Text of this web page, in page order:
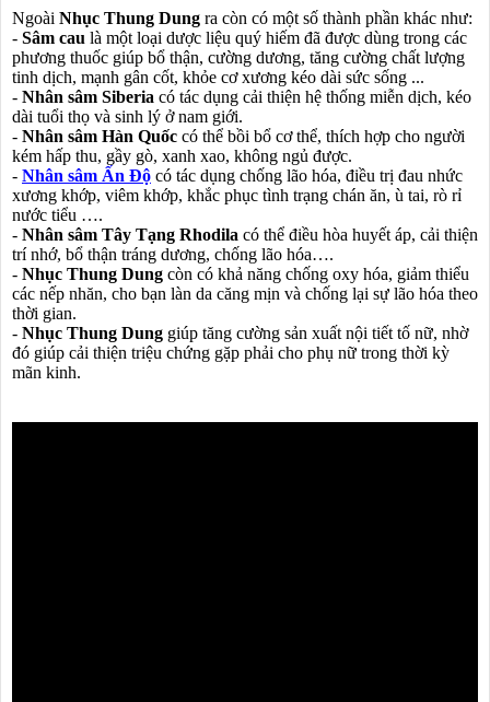
Ngoài Nhục Thung Dung ra còn có một số thành phần khác như:
- Sâm cau là một loại dược liệu quý hiếm đã được dùng trong các
phương thuốc giúp bổ thận, cường dương, tăng cường chất lượng
tinh dịch, mạnh gân cốt, khỏe cơ xương kéo dài sức sống ...
- Nhân sâm Siberia có tác dụng cải thiện hệ thống miễn dịch, kéo
dài tuổi thọ và sinh lý ở nam giới.
- Nhân sâm Hàn Quốc có thể bồi bổ cơ thể, thích hợp cho người
kém hấp thu, gầy gò, xanh xao, không ngủ được.
- Nhân sâm Ấn Độ có tác dụng chống lão hóa, điều trị đau nhức
xương khớp, viêm khớp, khắc phục tình trạng chán ăn, ù tai, rò rỉ
nước tiểu ….
- Nhân sâm Tây Tạng Rhodila có thể điều hòa huyết áp, cải thiện
trí nhớ, bổ thận tráng dương, chống lão hóa….
- Nhục Thung Dung còn có khả năng chống oxy hóa, giảm thiểu
các nếp nhăn, cho bạn làn da căng mịn và chống lại sự lão hóa theo
thời gian.
- Nhục Thung Dung giúp tăng cường sản xuất nội tiết tố nữ, nhờ
đó giúp cải thiện triệu chứng gặp phải cho phụ nữ trong thời kỳ
mãn kinh.